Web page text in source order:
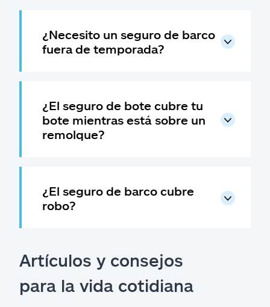
¿Necesito un seguro de barco
fuera de temporada?
¿El seguro de bote cubre tu
bote mientras está sobre un
remolque?
¿El seguro de barco cubre
robo?
Artículos y consejos
para la vida cotidiana